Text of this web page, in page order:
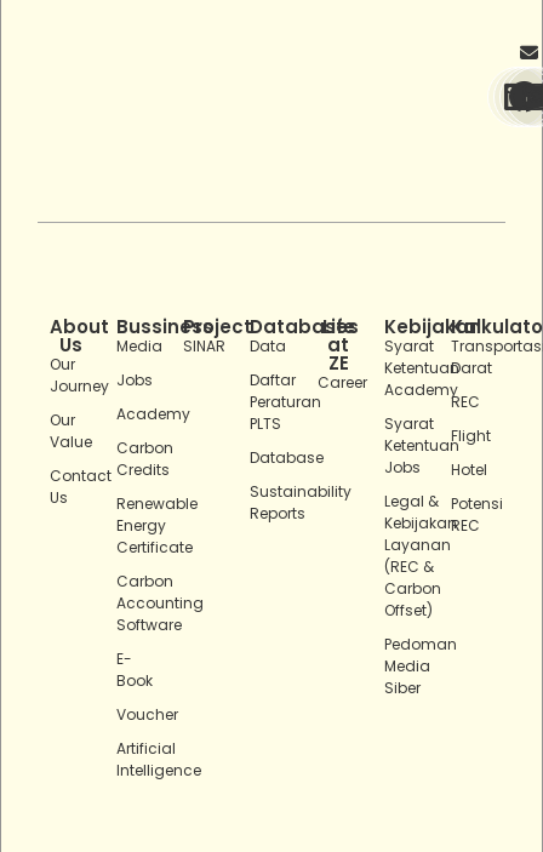
About
Us
Our
Journey
Our
Value
Contact
Us
Bussiness
Media
Jobs
Academy
Carbon
Credits
Renewable
Energy
Certificate
Carbon
Accounting
Software
E-
Book
Voucher
Artificial
Intelligence
Project
SINAR
Databases
Data
Daftar
Peraturan
PLTS
Database
Sustainability
Reports
Life
at
ZE
Career
Kebijakan
Syarat
Ketentuan
Academy
Syarat
Ketentuan
Jobs
Legal &
Kebijakan
Layanan
(REC &
Carbon
Offset)
Pedoman
Media
Siber
Darat
REC
Flight
Hotel
Potensi
REC